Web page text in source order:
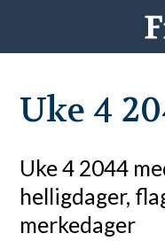
Uke 4
Uke 4 2044
helligdager,
merkedager